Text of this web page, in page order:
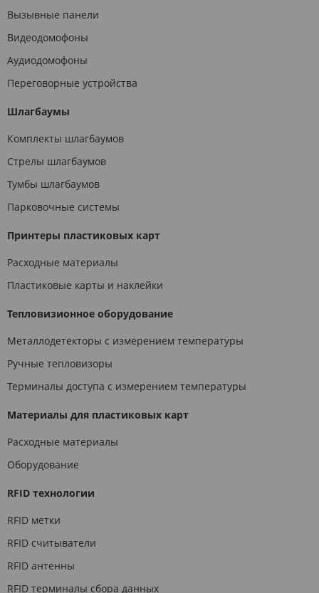
Вызывные панели
Видеодомофоны
Аудиодомофоны
Переговорные устройства
Шлагбаумы
Комплекты шлагбаумов
Стрелы шлагбаумов
Тумбы шлагбаумов
Парковочные системы
Принтеры пластиковых карт
Расходные материалы
Пластиковые карты и наклейки
Тепловизионное оборудование
Металлодетекторы с измерением температуры
Ручные тепловизоры
Терминалы доступа с измерением температуры
Материалы для пластиковых карт
Расходные материалы
Оборудование
RFID технологии
RFID метки
RFID считыватели
RFID антенны
RFID терминалы сбора данных